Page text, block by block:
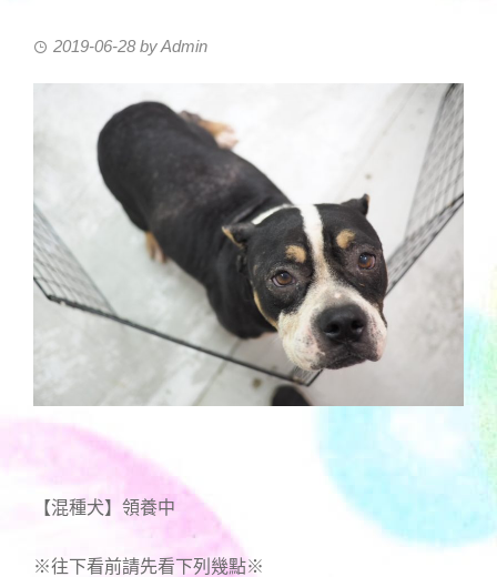
2019-06-28 byAdmin
【混種犬】領養中
※往下看前請先看下列幾點※